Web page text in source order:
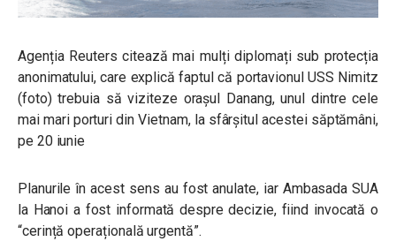
Agenția Reuters citează mai mulți diplomați sub protecția
anonimatului, care explică faptul că portavionul USS Nimitz
(foto) trebuia să viziteze orașul Danang, unul dintre cele
mai mari porturi din Vietnam, la sfârșitul acestei săptămâni,
pe 20 iunie
Planurile în acest sens au fost anulate, iar Ambasada SUA
la Hanoi a fost informată despre decizie, fiind invocată o
“cerință operațională urgentă”.